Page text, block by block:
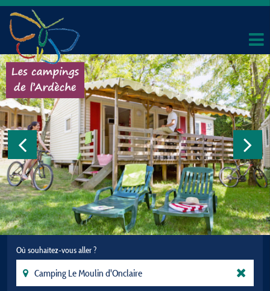
Où souhaitez-vous aller ?